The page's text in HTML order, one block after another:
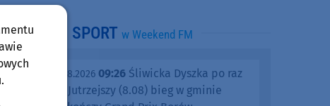
SPORT w Weekend FM
piątek, 07.08.2026 09:26 Śliwicka Dyszka po raz
dziesiąty. Jutrzejszy (8.08) bieg w gminie